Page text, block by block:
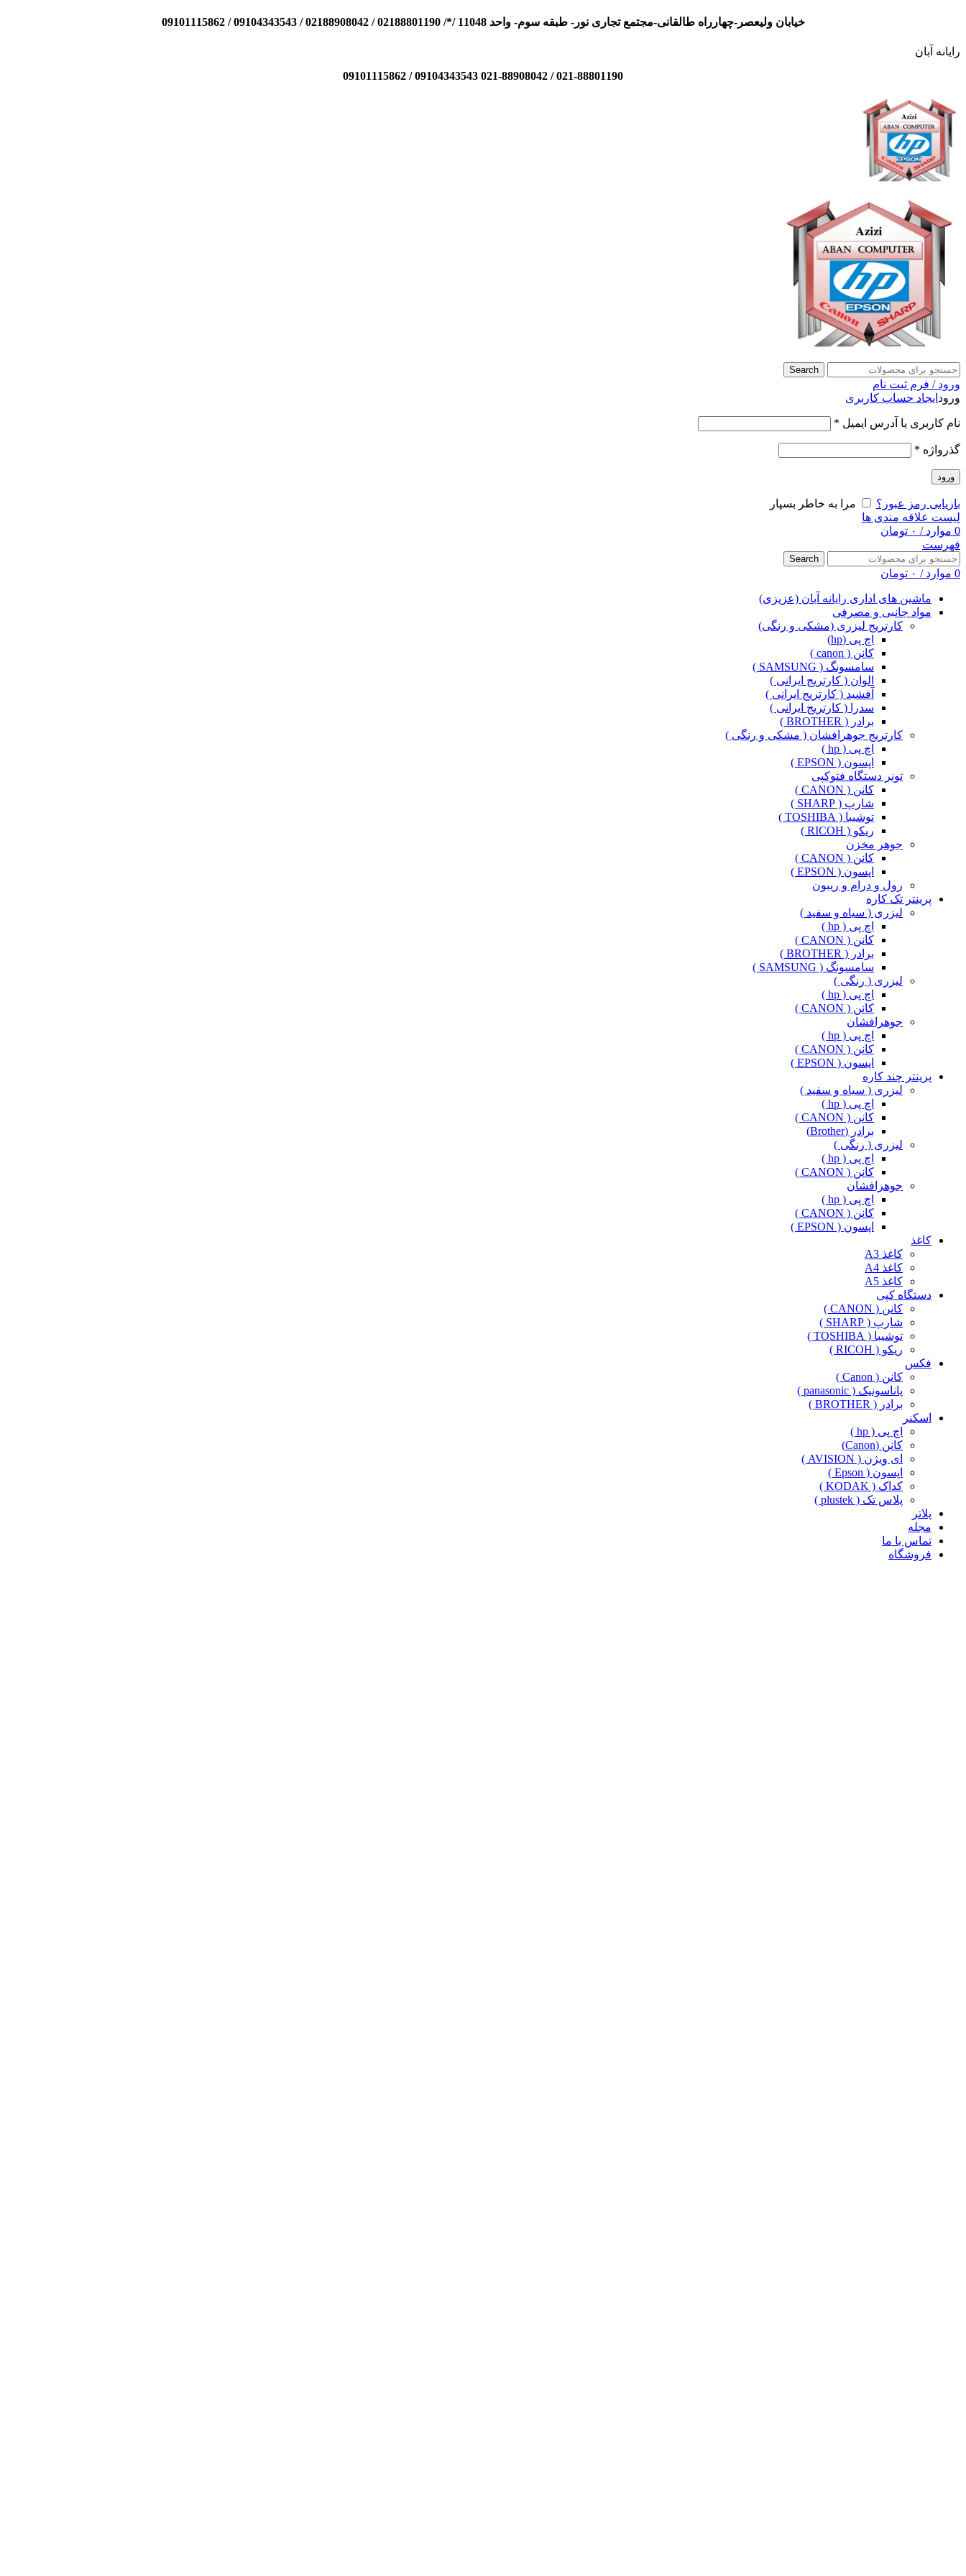
خیابان ولیعصر-چهارراه طالقانی-مجتمع تجاری نور- طبقه سوم- واحد 11048 /*/ 02188801190 / 02188908042 / 09104343543 / 09101115862
رایانه آبان
021-88801190 / 021-88908042 09104343543 / 09101115862
Search
ورود / فرم ثبت نام
ورود ایجاد حساب کاربری
نام کاربری یا آدرس ایمیل *
گذرواژه *
ورود
بازیابی رمز عبور؟
مرا به خاطر بسپار
لیست علاقه مندی ها
0 موارد / ۰ تومان
فهرست
Search
0 موارد / ۰ تومان
ماشین های اداری رایانه آبان (عزیزی)
مواد جانبی و مصرفی
کارتریج لیزری (مشکی و رنگی)
اچ پی (hp)
کانن ( canon )
سامسونگ ( SAMSUNG )
الوان ( کارتریج ایرانی )
آفشید ( کارتریج ایرانی )
سدرا ( کارتریج ایرانی )
برادر ( BROTHER )
کارتریج جوهرافشان ( مشکی و رنگی )
اچ پی ( hp )
اپسون ( EPSON )
تونر دستگاه فتوکپی
کانن ( CANON )
شارپ ( SHARP )
توشیبا ( TOSHIBA )
ریکو ( RICOH )
جوهر مخزن
کانن ( CANON )
اپسون ( EPSON )
رول و درام و ریبون
پرینتر تک کاره
لیزری ( سیاه و سفید )
اچ پی ( hp )
کانن ( CANON )
برادر ( BROTHER )
سامسونگ ( SAMSUNG )
لیزری ( رنگی )
اچ پی ( hp )
کانن ( CANON )
جوهرافشان
اچ پی ( hp )
کانن ( CANON )
اپسون ( EPSON )
پرینتر چند کاره
لیزری ( سیاه و سفید )
اچ پی ( hp )
کانن ( CANON )
برادر (Brother)
لیزری ( رنگی )
اچ پی ( hp )
کانن ( CANON )
جوهرافشان
اچ پی ( hp )
کانن ( CANON )
اپسون ( EPSON )
کاغذ
کاغذ A3
کاغذ A4
کاغذ A5
دستگاه کپی
کانن ( CANON )
شارپ ( SHARP )
توشیبا ( TOSHIBA )
ریکو ( RICOH )
فکس
کانن ( Canon )
پاناسونیک ( panasonic )
برادر ( BROTHER )
اسکنر
اچ پی ( hp )
کانن (Canon)
ای ویژن ( AVISION )
اپسون ( Epson )
کداک ( KODAK )
پلاس تک ( plustek )
پلاتر
مجله
تماس با ما
فروشگاه